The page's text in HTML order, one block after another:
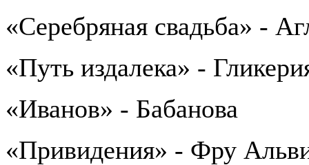
«Серебряная свадьба» -
«Путь издалека» -
«Иванов» - Бабанова
«Привидения» - Фру